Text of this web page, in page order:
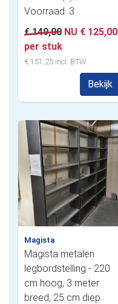
Voorraad: 3
€ 149,00 NU € 125,00
per stuk
€ 151,25 incl. BTW
Bekijk
Magista
Magista metalen
legbordstelling - 220
cm hoog, 3 meter
breed, 25 cm diep